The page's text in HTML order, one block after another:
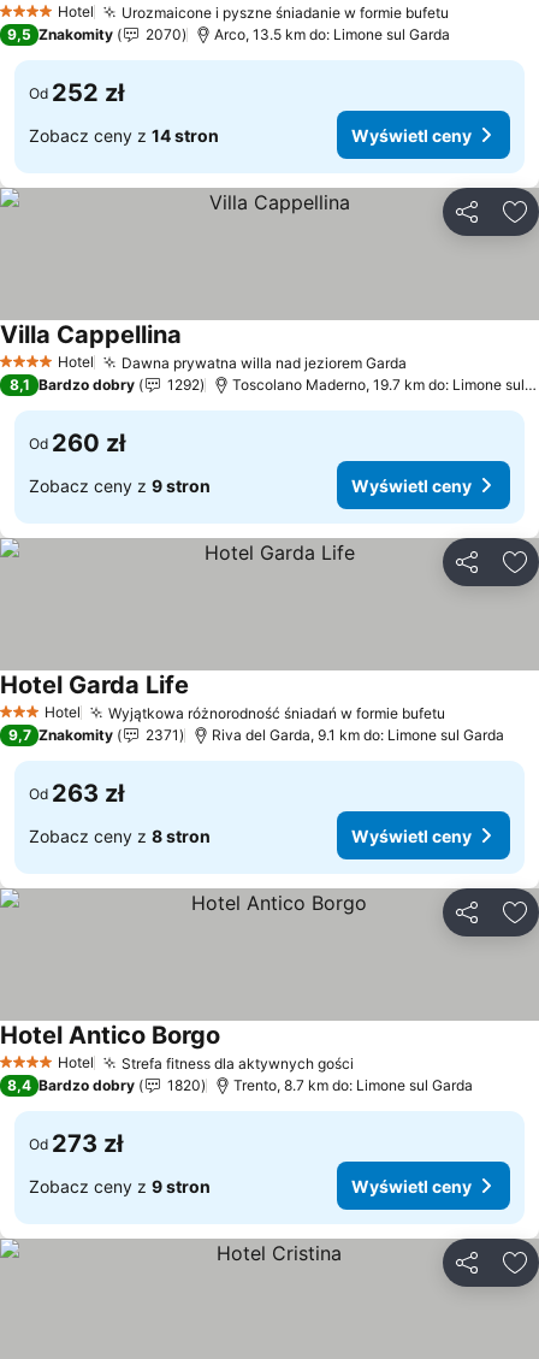
4 KategoriaHotel Urozmaicone i pyszne śniadanie w formie bufetu
9,5 Znakomity 2070 Arco, 13.5 km do: Limone sul Garda
Od 252 zł
Zobacz ceny z 14 stron Wyświetl ceny
4 KategoriaHotel Dawna prywatna willa nad jeziorem Garda
Villa Cappellina
8,1 Bardzo dobry 1292 Toscolano Maderno, 19.7 km do: Limone sul Garda
Od 260 zł
Zobacz ceny z 9 stron Wyświetl ceny
3 Kategoria
Hotel Wyjątkowa różnorodność śniadań w formie bufetu
Hotel Garda Life
9,7 Znakomity 2371 Riva del Garda, 9.1 km do: Limone sul Garda
Od 263 zł
Zobacz ceny z 8 stron Wyświetl ceny
4 KategoriaHotel Strefa fitness dla aktywnych gości
Hotel Antico Borgo
8,4 Bardzo dobry 1820 Trento, 8.7 km do: Limone sul Garda
Od 273 zł
Zobacz ceny z 9 stron Wyświetl ceny